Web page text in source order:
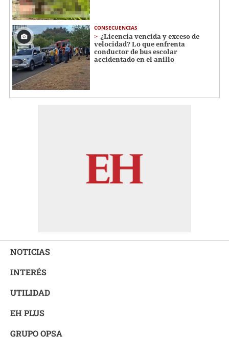
CONSECUENCIAS
¿Licencia vencida y exceso de
velocidad? Lo que enfrenta
conductor de bus escolar
accidentado en el anillo
NOTICIAS
INTERÉS
UTILIDAD
EH PLUS
GRUPO OPSA